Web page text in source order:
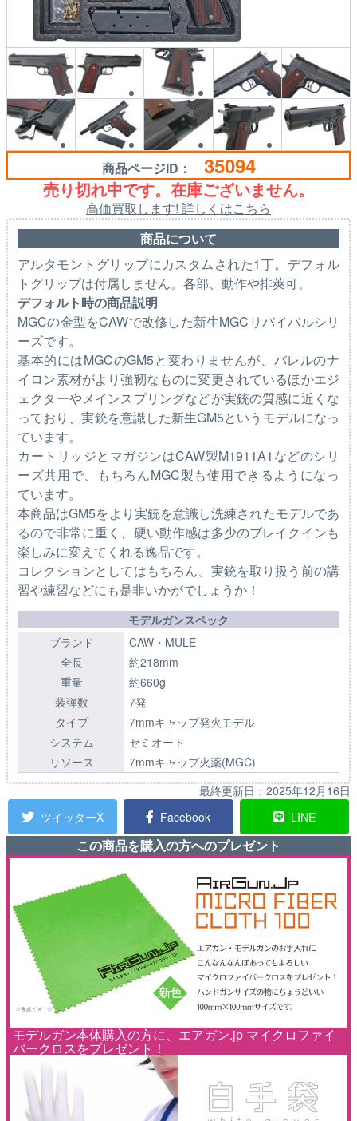
商品ページID： 35094
売り切れ中です。在庫ございません。
高価買取します! 詳しくはこちら
商品について
アルタモントグリップにカスタムされた1丁。デフォル
トグリップは付属しません。各部、動作や排莢可。
デフォルト時の商品説明
MGCの金型をCAWで改修した新生MGCリバイバルシリ
ーズです。
基本的にはMGCのGM5と変わりませんが、バレルのナ
イロン素材がより強靭なものに変更されているほかエジ
ェクターやメインスプリングなどが実銃の質感に近くな
っており、実銃を意識した新生GM5というモデルになっ
ています。
カートリッジとマガジンはCAW製M1911A1などのシリ
ーズ共用で、もちろんMGC製も使用できるようになっ
ています。
本商品はGM5をより実銃を意識し洗練されたモデルであ
るので非常に重く、硬い動作感は多少のブレイクインも
楽しみに変えてくれる逸品です。
コレクションとしてはもちろん、実銃を取り扱う前の講
習や練習などにも是非いかがでしょうか！
モデルガンスペック
ブランド
CAW・MULE
全長
約218mm
重量
約660g
装弾数
7発
タイプ
7mmキャップ発火モデル
システム
セミオート
リソース
7mmキャップ火薬(MGC)
最終更新日： 2025年12月16日
ツイッターX
Facebook LINE
この商品を購入の方へのプレゼント
モデルガン本体購入の方に、エアガン.jp マイクロファイ
バークロスをプレゼント！